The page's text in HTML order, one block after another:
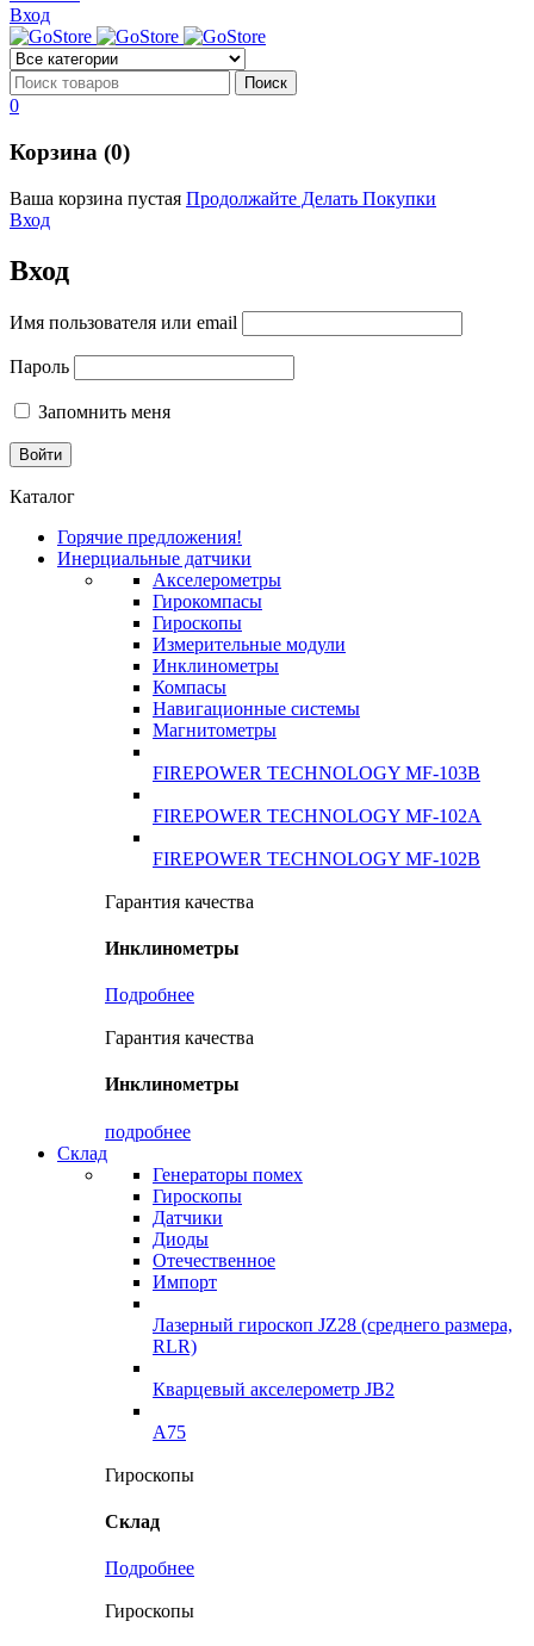
Вход
0
Корзина (0)
Ваша корзина пустая Продолжайте Делать Покупки
Вход
Вход
Имя пользователя или email
Пароль
Запомнить меня
Каталог
Горячие предложения!
Инерциальные датчики
Акселерометры
Гирокомпасы
Гироскопы
Измерительные модули
Инклинометры
Компасы
Навигационные системы
Магнитометры
FIREPOWER TECHNOLOGY MF-103B
FIREPOWER TECHNOLOGY MF-102A
FIREPOWER TECHNOLOGY MF-102B
Гарантия качества
Инклинометры
Подробнее
Гарантия качества
Инклинометры
подробнее
Склад
Генераторы помех
Гироскопы
Датчики
Диоды
Отечественное
Импорт
Лазерный гироскоп JZ28 (среднего размера,
RLR)
Кварцевый акселерометр JB2
A75
Гироскопы
Склад
Подробнее
Гироскопы